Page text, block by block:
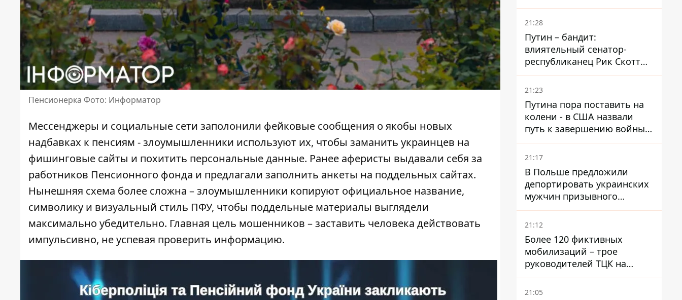
Пенсионерка Фото: Информатор
Мессенджеры и социальные сети заполонили фейковые сообщения о якобы новых
надбавках к пенсиям - злоумышленники используют их, чтобы заманить украинцев на
фишинговые сайты и похитить персональные данные. Ранее аферисты выдавали себя за
работников Пенсионного фонда и предлагали заполнить анкеты на поддельных сайтах.
Нынешняя схема более сложна – злоумышленники копируют официальное название,
символику и визуальный стиль ПФУ, чтобы поддельные материалы выглядели
максимально убедительно. Главная цель мошенников – заставить человека действовать
импульсивно, не успевая проверить информацию.
ударами оказались пять
районов области
21:28
Путин – бандит:
влиятельный сенатор-
республиканец Рик Скотт
призвал Конгресс привлечь
РФ к ответственности за
21:23
Путина пора поставить на
колени - в США назвали
путь к завершению войны -
National Security Journal
21:17
В Польше предложили
депортировать украинских
мужчин призывного
возраста - кого это может
затронуть
21:12
Более 120 фиктивных
мобилизаций – трое
руководителей ТЦК на
Волыни и Буковине
получили подозрения за
21:05